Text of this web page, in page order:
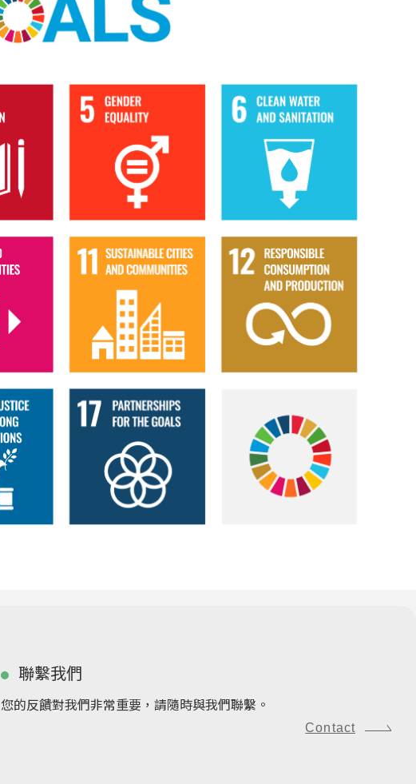
聯繫我們
您的反饋對我們非常重要，請隨時與我們聯繫。
Contact